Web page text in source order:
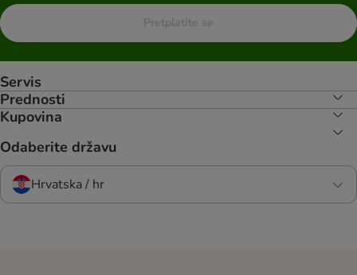
Pretplatite se
Servis
Prednosti
Kupovina
Odaberite državu
Hrvatska / hr